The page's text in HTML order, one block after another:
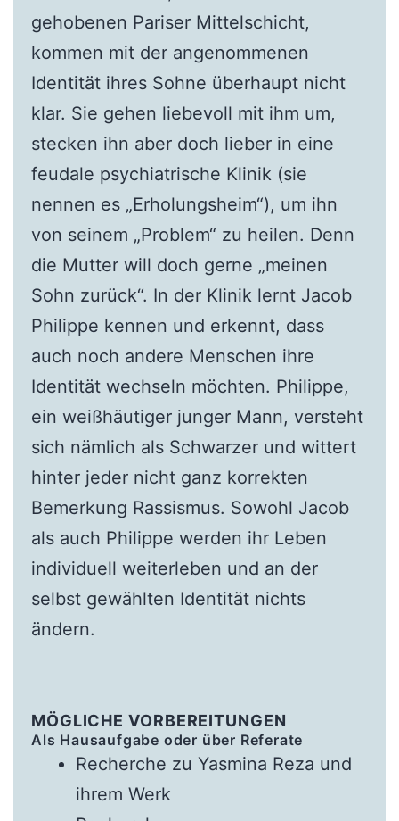
gehobenen Pariser Mittelschicht,
kommen mit der angenommenen
Identität ihres Sohne überhaupt nicht
klar. Sie gehen liebevoll mit ihm um,
stecken ihn aber doch lieber in eine
feudale psychiatrische Klinik (sie
nennen es „Erholungsheim“), um ihn
von seinem „Problem“ zu heilen. Denn
die Mutter will doch gerne „meinen
Sohn zurück“. In der Klinik lernt Jacob
Philippe kennen und erkennt, dass
auch noch andere Menschen ihre
Identität wechseln möchten. Philippe,
ein weißhäutiger junger Mann, versteht
sich nämlich als Schwarzer und wittert
hinter jeder nicht ganz korrekten
Bemerkung Rassismus. Sowohl Jacob
als auch Philippe werden ihr Leben
individuell weiterleben und an der
selbst gewählten Identität nichts
ändern.
MÖGLICHE VORBEREITUNGEN
Als Hausaufgabe oder über Referate
Recherche zu Yasmina Reza und
ihrem Werk